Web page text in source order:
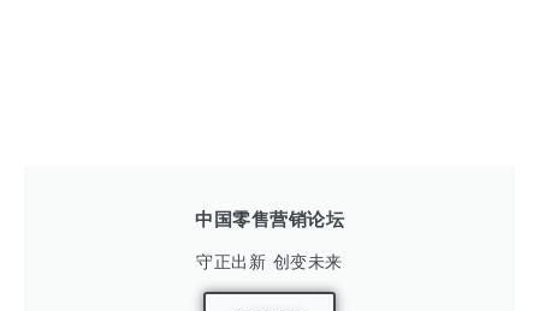
中国零售营销论坛
守正出新 创变未来